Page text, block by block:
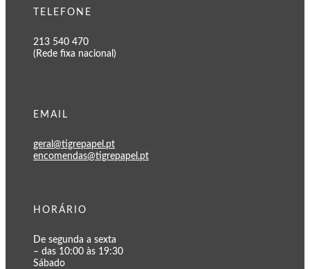
TELEFONE
213 540 470
(Rede fixa nacional)
EMAIL
geral@tigrepapel.pt
encomendas@tigrepapel.pt
HORÁRIO
De segunda a sexta
– das 10:00 às 19:30
Sábado